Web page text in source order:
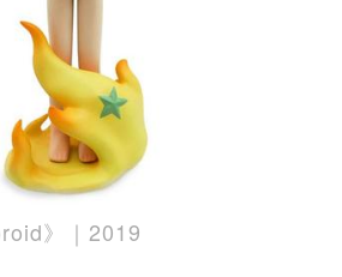
》｜2019